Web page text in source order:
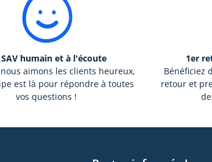
humain et à l'écoute
aimons les clients heureux,
est là pour répondre à toutes
vos questions !
1er
Bénéficiez
retour et